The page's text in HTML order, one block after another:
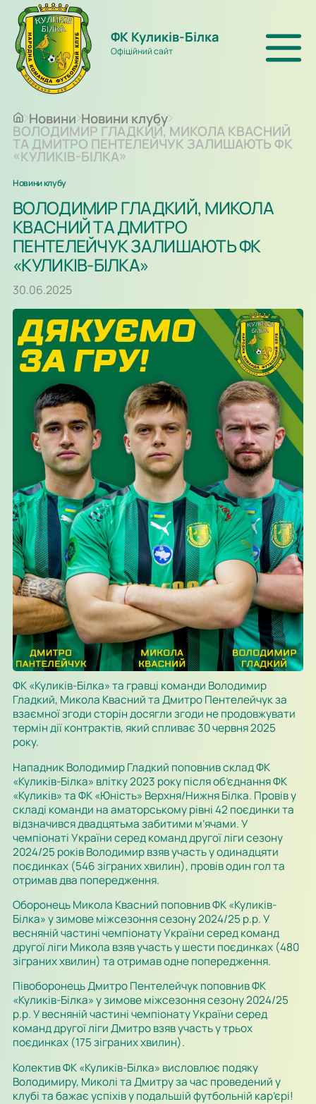
ФК Куликів-Білка
Офіційний сайт
Новини Новини клубу
ВОЛОДИМИР ГЛАДКИЙ, МИКОЛА КВАСНИЙ
ТА ДМИТРО ПЕНТЕЛЕЙЧУК ЗАЛИШАЮТЬ ФК
«КУЛИКІВ-БІЛКА»
Новини клубу
ВОЛОДИМИР ГЛАДКИЙ, МИКОЛА
КВАСНИЙ ТА ДМИТРО
ПЕНТЕЛЕЙЧУК ЗАЛИШАЮТЬ ФК
«КУЛИКІВ-БІЛКА»
30.06.2025
ФК «Куликів-Білка» та гравці команди Володимир
Гладкий, Микола Квасний та Дмитро Пентелейчук за
взаємної згоди сторін досягли згоди не продовжувати
термін дії контрактів, який спливає 30 червня 2025
року.
Нападник Володимир Гладкий поповнив склад ФК
«Куликів-Білка» влітку 2023 року після об’єднання ФК
«Куликів» та ФК «Юність» Верхня/Нижня Білка. Провів у
складі команди на аматорському рівні 42 поєдинки та
відзначився двадцятьма забитими м’ячами. У
чемпіонаті України серед команд другої ліги сезону
2024/25 років Володимир взяв участь у одинадцяти
поєдинках (546 зіграних хвилин), провів один гол та
отримав два попередження.
Оборонець Микола Квасний поповнив ФК «Куликів-
Білка» у зимове міжсезоння сезону 2024/25 р.р. У
весняній частині чемпіонату України серед команд
другої ліги Микола взяв участь у шести поєдинках (480
зіграних хвилин) та отримав одне попередження.
Півоборонець Дмитро Пентелейчук поповнив ФК
«Куликів-Білка» у зимове міжсезоння сезону 2024/25
р.р. У весняній частині чемпіонату України серед
команд другої ліги Дмитро взяв участь у трьох
поєдинках (175 зіграних хвилин).
Колектив ФК «Куликів-Білка» висловлює подяку
Володимиру, Миколі та Дмитру за час проведений у
клубі та бажає успіхів у подальшій футбольній кар’єрі!